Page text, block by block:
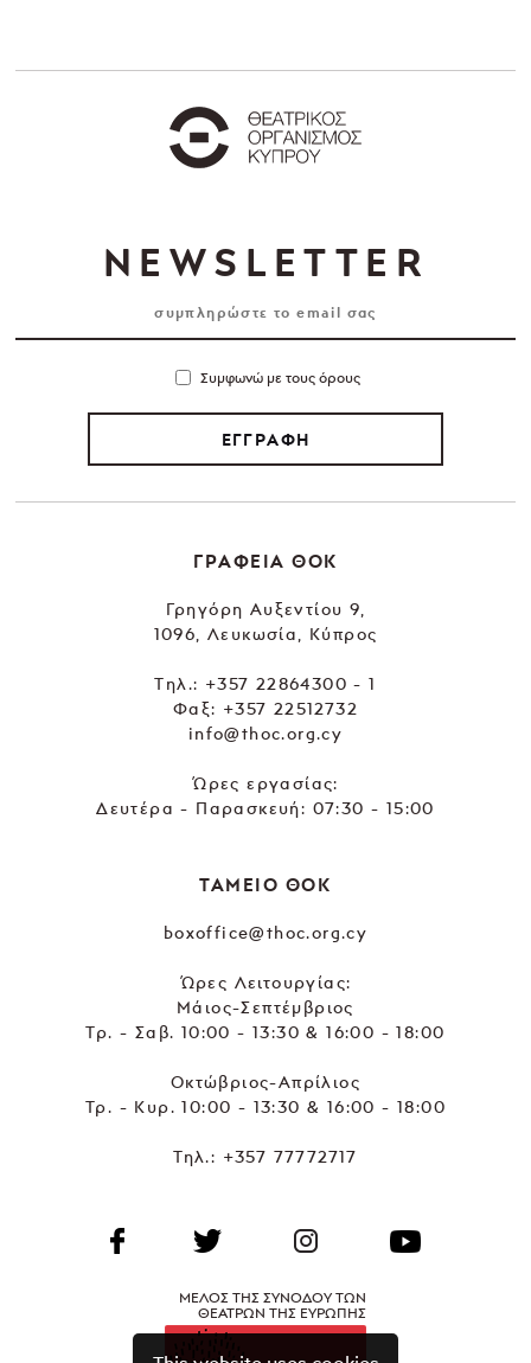
NEWSLETTER
Συμφωνώ με τους όρους
ΕΓΓΡΑΦΗ
ΓΡΑΦΕΙΑ ΘΟΚ
Γρηγόρη Αυξεντίου 9,
1096, Λευκωσία, Κύπρος
Tηλ.: +357 22864300 - 1
Φαξ: +357 22512732
info@thoc.org.cy
Ώρες εργασίας:
Δευτέρα - Παρασκευή: 07:30 - 15:00
ΤΑΜΕΙΟ ΘΟΚ
boxoffice@thoc.org.cy
Ώρες Λειτουργίας:
Μάιος-Σεπτέμβριος
Τρ. - Σαβ. 10:00 - 13:30 & 16:00 - 18:00
Οκτώβριος-Απρίλιος
Τρ. - Κυρ. 10:00 - 13:30 & 16:00 - 18:00
Τηλ.: +357 77772717
ΜΕΛΟΣ ΤΗΣ ΣΥΝΟΔΟΥ ΤΩΝ
ΘΕΑΤΡΩΝ ΤΗΣ ΕΥΡΩΠΗΣ